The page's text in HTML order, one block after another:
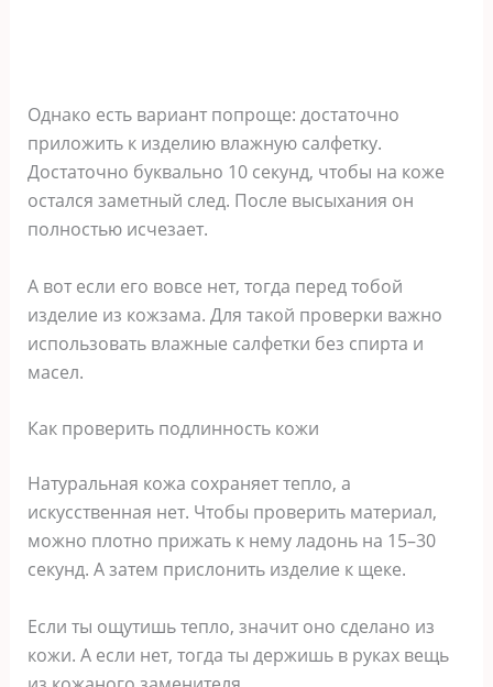
Однако есть вариант попроще: достаточно
приложить к изделию влажную салфетку.
Достаточно буквально 10 секунд, чтобы на коже
остался заметный след. После высыхания он
полностью исчезает.
А вот если его вовсе нет, тогда перед тобой
изделие из кожзама. Для такой проверки важно
использовать влажные салфетки без спирта и
масел.
Как проверить подлинность кожи
Натуральная кожа сохраняет тепло, а
искусственная нет. Чтобы проверить материал,
можно плотно прижать к нему ладонь на 15–30
секунд. А затем прислонить изделие к щеке.
Если ты ощутишь тепло, значит оно сделано из
кожи. А если нет, тогда ты держишь в руках вещь